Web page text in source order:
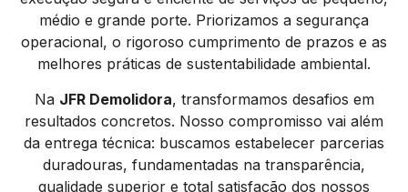
médio e grande porte. Priorizamos a segurança
operacional, o rigoroso cumprimento de prazos e as
melhores práticas de sustentabilidade ambiental.
Na JFR Demolidora, transformamos desafios em
resultados concretos. Nosso compromisso vai além
da entrega técnica: buscamos estabelecer parcerias
duradouras, fundamentadas na transparência,
qualidade superior e total satisfação dos nossos